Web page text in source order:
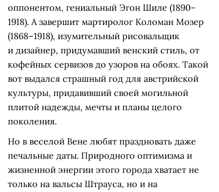
оппонентом, гениальный Эгон Шиле (1890–
1918). А завершит мартиролог Коломан Мозер
(1868–1918), изумительный рисовальщик
и дизайнер, придумавший венский стиль, от
кофейных сервизов до узоров на обоях. Такой
вот выдался страшный год для австрийской
культуры, придавивший своей могильной
плитой надежды, мечты и планы целого
поколения.
Но в веселой Вене любят праздновать даже
печальные даты. Природного оптимизма и
жизненной энергии этого города хватает не
только на вальсы Штрауса, но и на